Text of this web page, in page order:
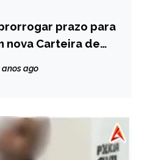
prazo para
nova Carteira de
anos ago